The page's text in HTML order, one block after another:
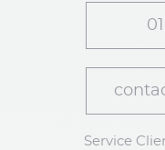
Service